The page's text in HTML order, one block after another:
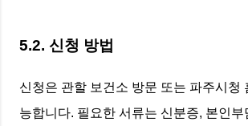
5.2. 신청 방법
신청은 관할 보건소 방문 또는 파주시청
능합니다. 필요한 서류는 신분증, 본인